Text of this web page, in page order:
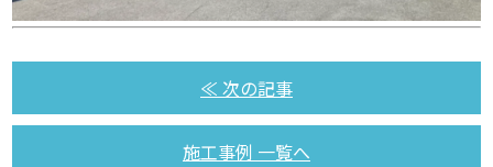
≪ 次の記事
施工事例 一覧へ